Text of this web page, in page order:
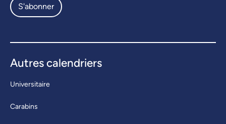
S'abonner
Autres calendriers
Universitaire
Carabins